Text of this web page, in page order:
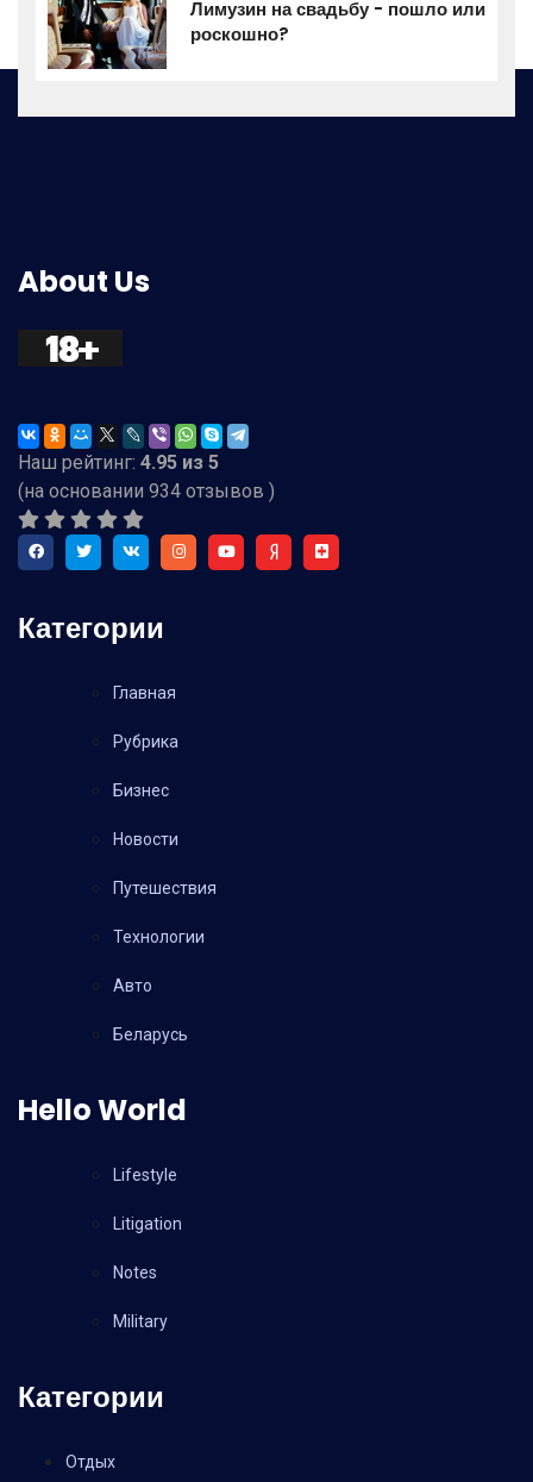
Лимузин на свадьбу - пошло или
роскошно?
About Us
Наш рейтинг: 4.95 из 5
(на основании 934 отзывов )
Категории
Главная
Рубрика
Бизнес
Новости
Путешествия
Технологии
Авто
Беларусь
Hello World
Lifestyle
Litigation
Notes
Military
Категории
Отдых